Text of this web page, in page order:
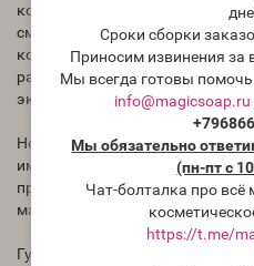
Сроки сборки
Приносим извинения за
Мы всегда готовы
info@magicsoap.ru
Мы обязательно
(пн-пт с
Чат-болталка про
https://t.me/
косметики. Гуар обладает
смеси, является легким
консервант), устойчив к
растворяется в воде любой
экономно.
Но в косметике гуар играет
имеет увлажняющий, а потому
производстве питательных и
масках, лосьонах.
Гуар хорошо влияет на волосы